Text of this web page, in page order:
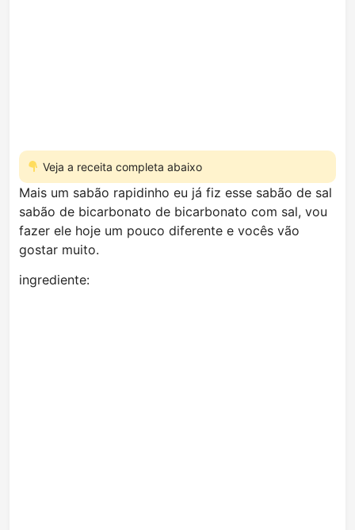
Veja a receita completa abaixo
Mais um sabão rapidinho eu já fiz esse sabão de sal
sabão de bicarbonato de bicarbonato com sal, vou
fazer ele hoje um pouco diferente e vocês vão
gostar muito.
ingrediente: